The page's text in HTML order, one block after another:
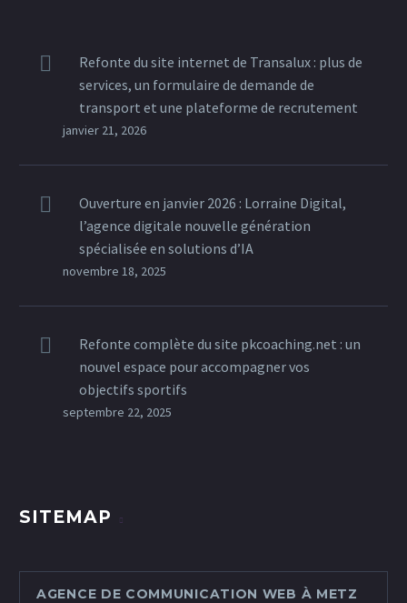
Refonte du site internet de Transalux : plus de
services, un formulaire de demande de
transport et une plateforme de recrutement
janvier 21, 2026
Ouverture en janvier 2026 : Lorraine Digital,
l’agence digitale nouvelle génération
spécialisée en solutions d’IA
novembre 18, 2025
Refonte complète du site pkcoaching.net : un
nouvel espace pour accompagner vos
objectifs sportifs
septembre 22, 2025
SITEMAP
AGENCE DE COMMUNICATION WEB À METZ